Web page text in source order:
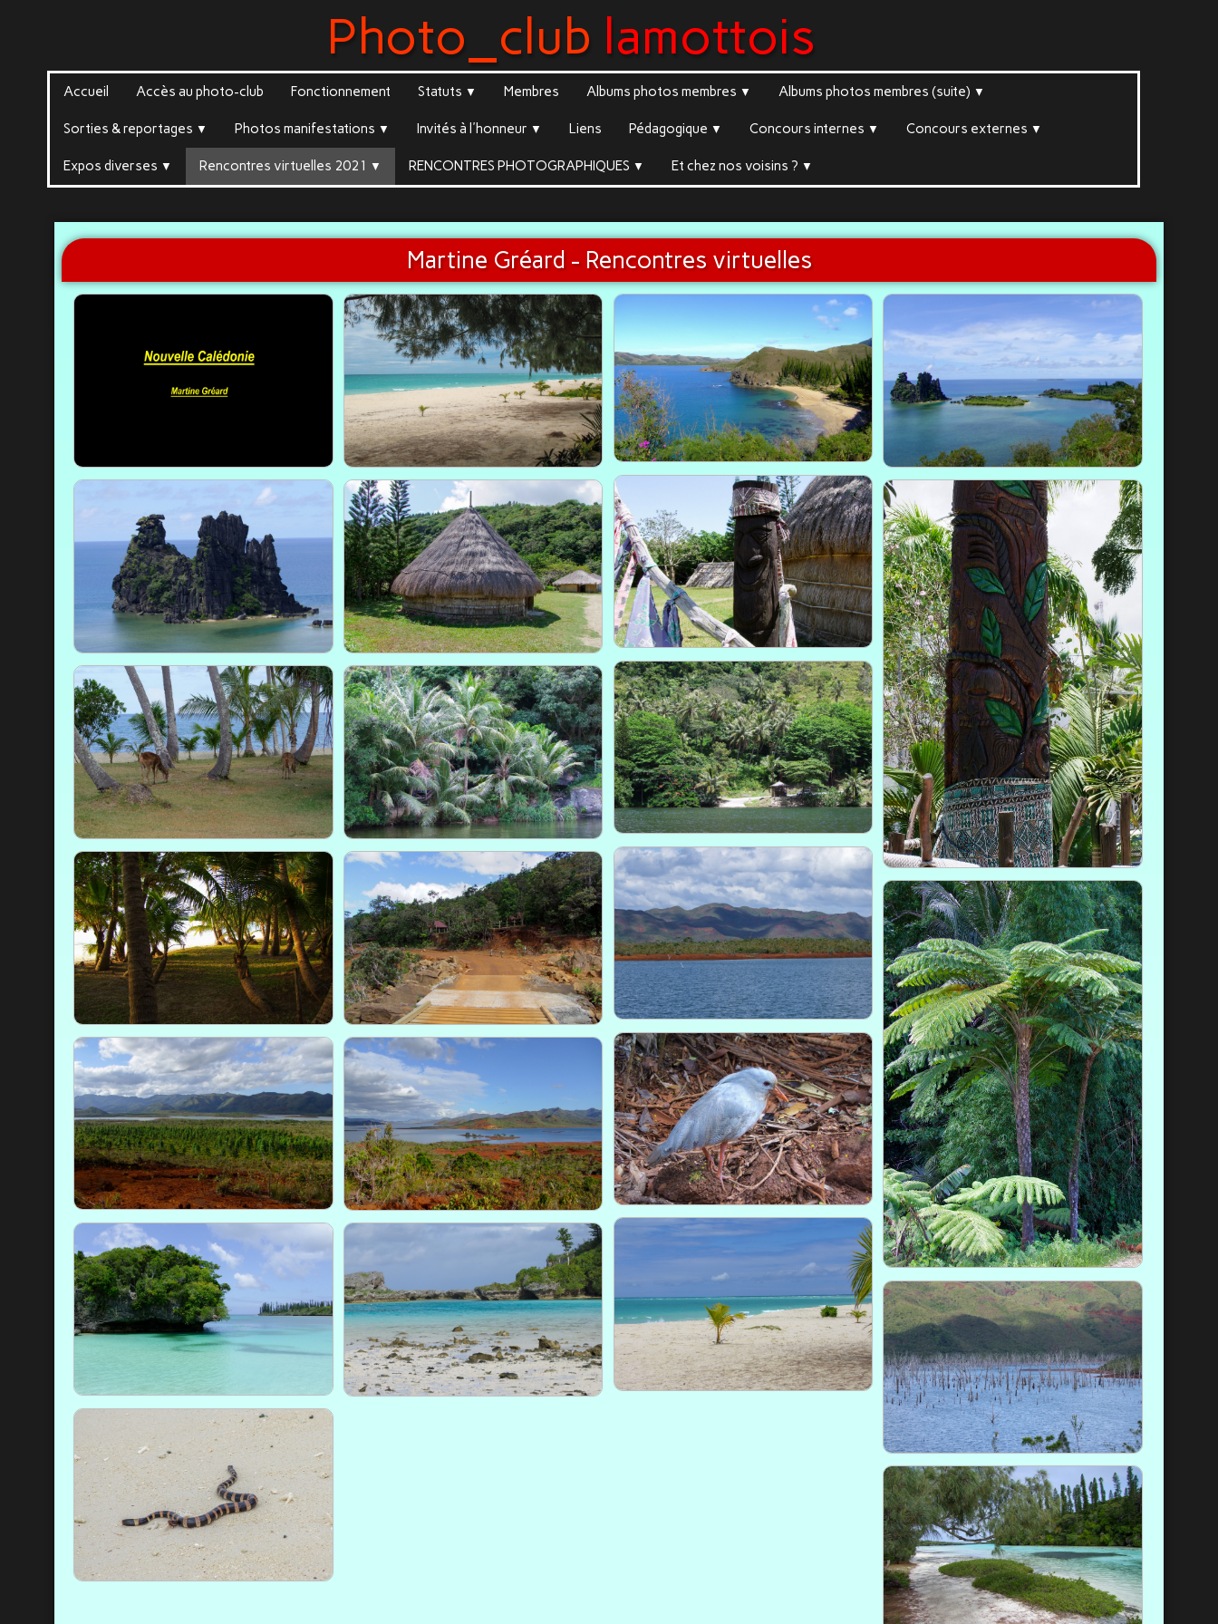
Photo_club lamottois
Accueil Accès au photo-club Fonctionnement Statuts ▼ Membres Albums photos membres ▼ Albums photos membres (suite) ▼
Sorties & reportages ▼ Photos manifestations ▼ Invités à l'honneur ▼ Liens Pédagogique ▼ Concours internes ▼ Concours externes ▼
Expos diverses ▼ Rencontres virtuelles 2021 ▼ RENCONTRES PHOTOGRAPHIQUES ▼ Et chez nos voisins ? ▼
Martine Gréard - Rencontres virtuelles